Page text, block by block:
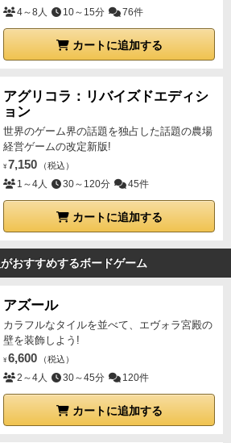
4～8人 10～15分 76件
カートに追加する
アグリコラ：リバイズドエディシ
ョン
世界のゲーム界の話題を独占した話題の農場
経営ゲームの改定新版!
¥ 7,150 （税込）
1～4人 30～120分 45件
カートに追加する
おすすめするボードゲーム
アズール
カラフルなタイルを並べて、エヴォラ宮殿の
壁を装飾しよう!
¥ 6,600 （税込）
2～4人 30～45分 120件
カートに追加する